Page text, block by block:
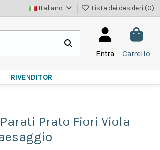
Italiano Lista dei desideri (0)
Entra Carrello
RIVENDITORI
Prato Fiori Viola